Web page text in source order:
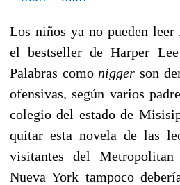
Los niños ya no pueden leer
el bestseller de Harper
Palabras como nigger son
ofensivas, según varios
colegio del estado de
quitar esta novela de las
visitantes del
Nueva York tampoco